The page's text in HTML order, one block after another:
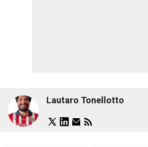
Lautaro Tonellotto